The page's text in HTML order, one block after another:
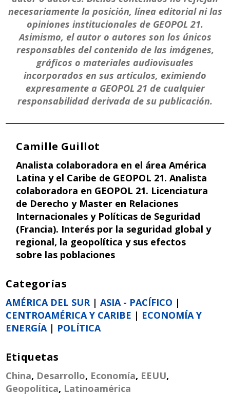
necesariamente la posición, línea editorial ni las
opiniones institucionales de GEOPOL 21.
Asimismo, el autor o autores son los únicos
responsables del contenido de las imágenes,
gráficos o materiales audiovisuales
incorporados en sus artículos, eximiendo
expresamente a GEOPOL 21 de cualquier
responsabilidad derivada de su publicación.
Camille Guillot
Analista colaboradora en el área América
Latina y el Caribe de GEOPOL 21. Analista
colaboradora en GEOPOL 21. Licenciatura
de Derecho y Master en Relaciones
Internacionales y Políticas de Seguridad
(Francia). Interés por la seguridad global y
regional, la geopolítica y sus efectos
sobre las poblaciones
Categorías
AMÉRICA DEL SUR|ASIA - PACÍFICO |
CENTROAMÉRICA Y CARIBE | ECONOMÍA Y
ENERGÍA| POLÍTICA
Etiquetas
China, Desarrollo, Economía, EEUU,
Geopolítica, Latinoamérica